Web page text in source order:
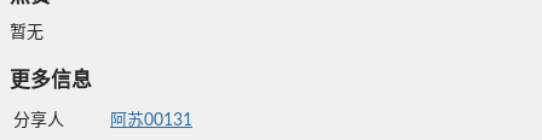
暂无
更多信息
分享人
阿苏00131